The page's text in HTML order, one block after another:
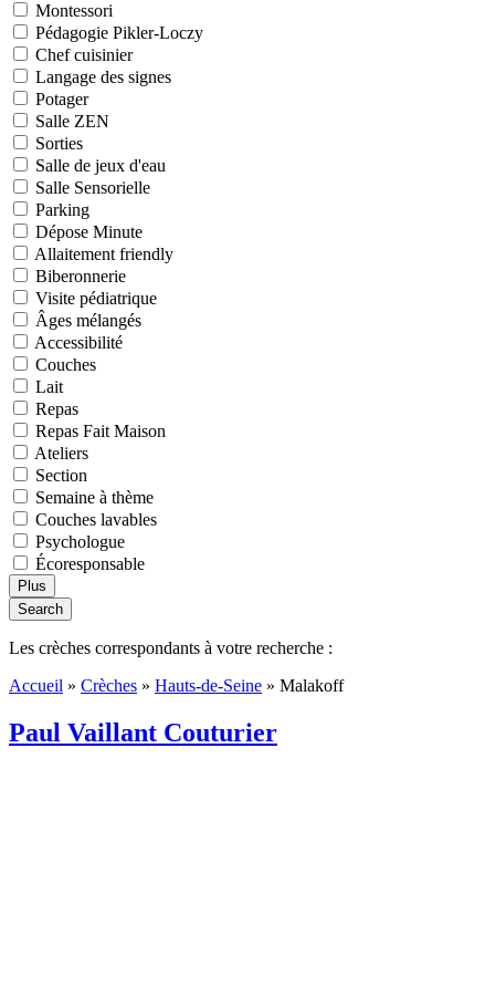
Montessori
Pédagogie Pikler-Loczy
Chef cuisinier
Langage des signes
Potager
Salle ZEN
Sorties
Salle de jeux d'eau
Salle Sensorielle
Parking
Dépose Minute
Allaitement friendly
Biberonnerie
Visite pédiatrique
Âges mélangés
Accessibilité
Couches
Lait
Repas
Repas Fait Maison
Ateliers
Section
Semaine à thème
Couches lavables
Psychologue
Écoresponsable
Plus
Search
Les crèches correspondants à votre recherche :
Accueil » Crèches » Hauts-de-Seine » Malakoff
Paul Vaillant Couturier